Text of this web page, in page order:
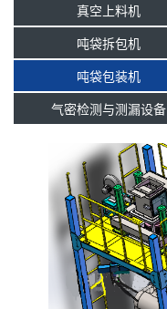
真空上料机
吨袋拆包机
吨袋包装机
气密检测与测漏设备